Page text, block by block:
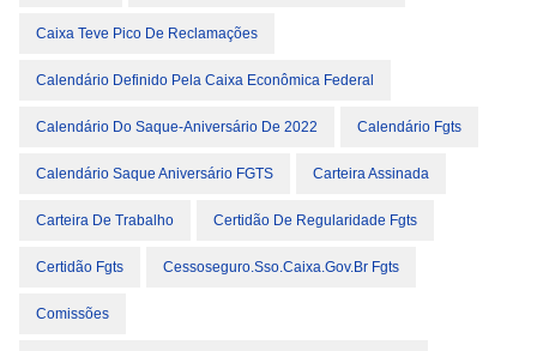
Caixa Teve Pico De Reclamações
Calendário Definido Pela Caixa Econômica Federal
Calendário Do Saque-Aniversário De 2022 Calendário Fgts
Calendário Saque Aniversário FGTS Carteira Assinada
Carteira De Trabalho Certidão De Regularidade Fgts
Certidão Fgts Cessoseguro.sso.caixa.gov.br Fgts
Comissões